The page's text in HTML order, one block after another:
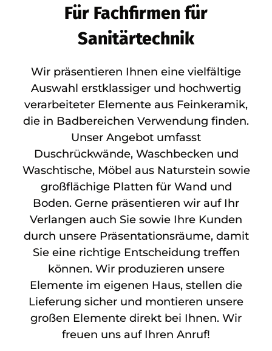
Für Fachfirmen für
Sanitärtechnik
Wir präsentieren Ihnen eine vielfältige
Auswahl erstklassiger und hochwertig
verarbeiteter Elemente aus Feinkeramik,
die in Badbereichen Verwendung finden.
Unser Angebot umfasst
Duschrückwände, Waschbecken und
Waschtische, Möbel aus Naturstein sowie
großflächige Platten für Wand und
Boden. Gerne präsentieren wir auf Ihr
Verlangen auch Sie sowie Ihre Kunden
durch unsere Präsentationsräume, damit
Sie eine richtige Entscheidung treffen
können. Wir produzieren unsere
Elemente im eigenen Haus, stellen die
Lieferung sicher und montieren unsere
großen Elemente direkt bei Ihnen. Wir
freuen uns auf Ihren Anruf!